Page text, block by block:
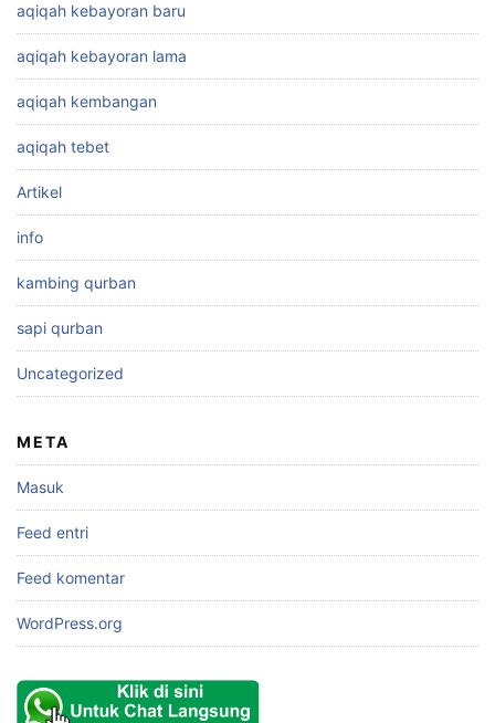
aqiqah kebayoran baru
aqiqah kebayoran lama
aqiqah kembangan
aqiqah tebet
Artikel
info
kambing qurban
sapi qurban
Uncategorized
META
Masuk
Feed entri
Feed komentar
WordPress.org